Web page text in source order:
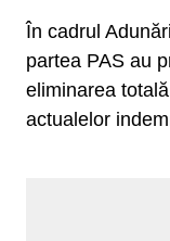
În cadrul
partea PAS au
eliminarea
actualelor